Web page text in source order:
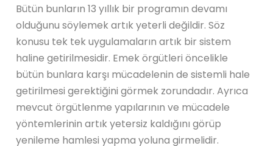
Bütün bunların 13 yıllık bir programın devamı
olduğunu söylemek artık yeterli değildir. Söz
konusu tek tek uygulamaların artık bir sistem
haline getirilmesidir. Emek örgütleri öncelikle
bütün bunlara karşı mücadelenin de sistemli hale
getirilmesi gerektiğini görmek zorundadır. Ayrıca
mevcut örgütlenme yapılarının ve mücadele
yöntemlerinin artık yetersiz kaldığını görüp
yenileme hamlesi yapma yoluna girmelidir.